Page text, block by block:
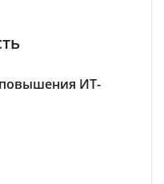
ИТ-